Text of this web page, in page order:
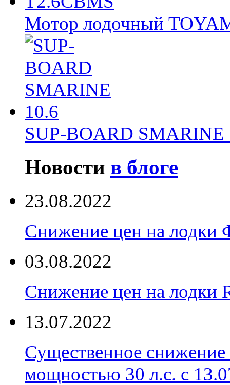
Мотор лодочный
SUP-BOARD
Новости в блоге
23.08.2022
Снижение цен на
03.08.2022
Снижение цен на лодки
13.07.2022
Существенное
мощностью 30 л.с. с